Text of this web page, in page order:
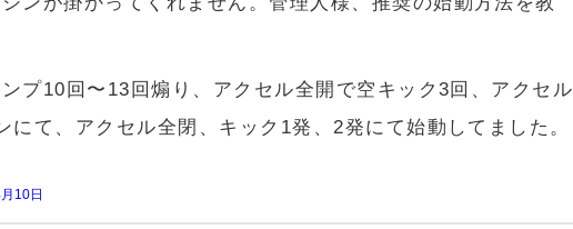
プ10回〜13回煽り、アクセル全開で空キック3回、アクセル
にて、アクセル全閉、キック1発、2発にて始動してました。
10日